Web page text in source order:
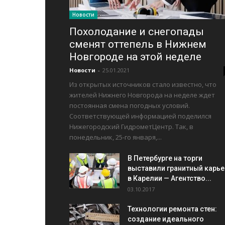
Новости
Похолодание и снегопады
сменят оттепель в Нижнем
Новгороде на этой неделе
Новости - 25.01.2021
Из открытых источников стало известно, что
жителей Нижнего Новгорода на неделе ждет
постоянная смена погодных условий.
Соответствующей информацией поделился
Нижегородский ГидрометЦентр. Так, в
понедельник, 25-го января,...
В Петербурге на торги
выставили гранитный
в Карелии — Агентство...
03.10.2017
Технологии ремонта стен:
создание идеального